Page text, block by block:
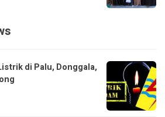
di Palu, Donggala,